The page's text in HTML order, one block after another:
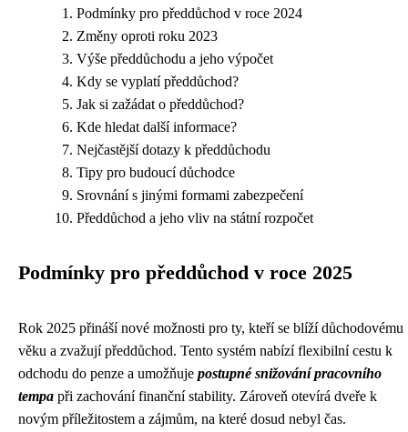
Podmínky pro předdůchod v roce 2024
Změny oproti roku 2023
Výše předdůchodu a jeho výpočet
Kdy se vyplatí předdůchod?
Jak si zažádat o předdůchod?
Kde hledat další informace?
Nejčastější dotazy k předdůchodu
Tipy pro budoucí důchodce
Srovnání s jinými formami zabezpečení
Předdůchod a jeho vliv na státní rozpočet
Podmínky pro předdůchod v roce 2025
Rok 2025 přináší nové možnosti pro ty, kteří se blíží důchodovému
věku a zvažují předdůchod. Tento systém nabízí flexibilní cestu k
odchodu do penze a umožňuje postupné snižování pracovního
tempa při zachování finanční stability. Zároveň otevírá dveře k
novým příležitostem a zájmům, na které dosud nebyl čas.